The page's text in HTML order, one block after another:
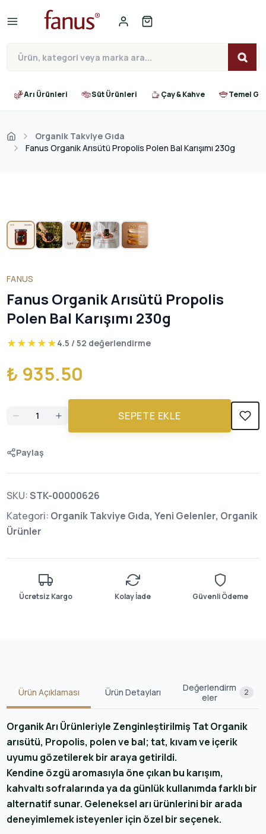
Arı Ürünleri Süt Ürünleri Çay & Kahve Temel
Organik Takviye Gıda
Fanus Organik Arısütü Propolis Polen Bal Karışımı 230g
FANUS
Fanus Organik Arısütü Propolis
Polen Bal Karışımı 230g
★★★★★4.5 / 52 değerlendirme
₺ 935.50
SEPETE EKLE
Paylaş
SKU:STK-00000626
Kategori: Organik Takviye Gıda, Yeni Gelenler, Organik
Ürünler
Ücretsiz Kargo Kolay İade Güvenli Ödeme
Ürün Açıklaması Ürün Detayları
Değerlendirm
eler
2
Organik Arı Ürünleriyle Zenginleştirilmiş Tat Organik
arısütü, Propolis, polen ve bal; tat, kıvam ve içerik
uyumu gözetilerek bir araya getirildi.
Kendine özgü aromasıyla öne çıkan bu karışım,
kahvaltı sofralarında ya da günlük kullanımda farklı bir
alternatif sunar. Geleneksel arı ürünlerini bir arada
deneyimlemek isteyenler için özel bir seçenek.